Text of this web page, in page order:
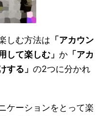
しむ方法は 「アカウン
して楽しむ」 か 「アカ
する」 の2つに分かれ
ケーションをとって楽